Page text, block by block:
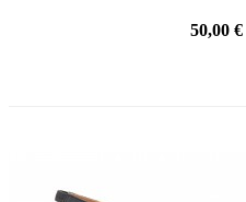
50,00 €